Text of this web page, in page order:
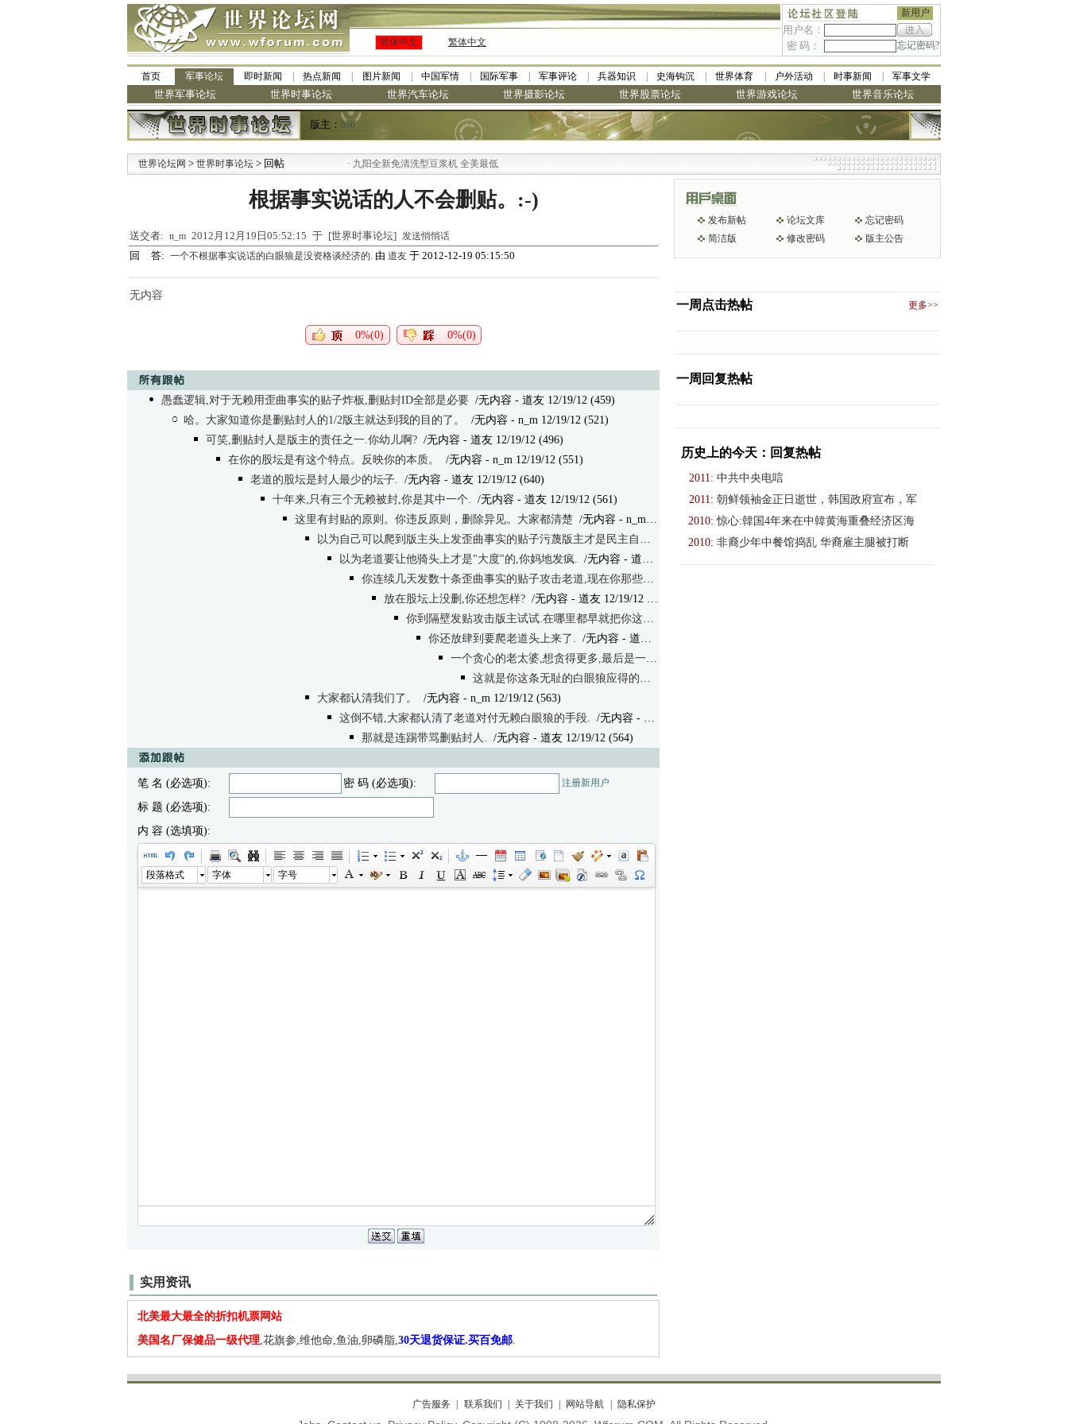
新用户
用户名：
密 码：
忘记密码?
简体中文 繁体中文
首页 军事论坛 即时新闻 热点新闻 图片新闻 中国军情 国际军事 军事评论 兵器知识 史海钩沉 世界体育 户外活动 时事新闻 军事文学
世界军事论坛 世界时事论坛 世界汽车论坛 世界摄影论坛 世界股票论坛 世界游戏论坛 世界音乐论坛
版主： bob
世界论坛网 > 世界时事论坛 > 回帖 九阳全新免清洗型豆浆机 全美最低
根据事实说话的人不会删贴。:-)
送交者: n_m 2012月12月19日05:52:15 于 [世界时事论坛] 发送悄悄话
回 答: 一个不根据事实说话的白眼狼是没资格谈经济的. 由 道友 于 2012-12-19 05:15:50
无内容
0%(0) 0%(0)
愚蠢逻辑,对于无赖用歪曲事实的贴子炸板,删贴封ID全部是必要 /无内容 - 道友 12/19/12 (459)
哈。大家知道你是删贴封人的1/2版主就达到我的目的了。
/无内容 - n_m 12/19/12 (521)
可笑,删贴封人是版主的责任之一.你幼儿啊? /无内容 - 道友 12/19/12 (496)
在你的股坛是有这个特点。反映你的本质。
/无内容 - n_m 12/19/12 (551)
老道的股坛是封人最少的坛子. /无内容 - 道友 12/19/12 (640)
十年来,只有三个无赖被封,你是其中一个. /无内容 - 道友 12/19/12 (561)
这里有封贴的原则。你违反原则，删除异见。大家都清楚 /无内容 - n_m 12/19/12 (541)
以为自己可以爬到版主头上发歪曲事实的贴子污蔑版主才是民主自由
/无内容- 道友 12/19/12 (532)
以为老道要让他骑头上才是"大度"的,你妈地发疯. /无内容 - 道友 12/19/12 (528)
你连续几天发数十条歪曲事实的贴子攻击老道,现在你那些垃圾都还
放在股坛上没删,你还想怎样? /无内容 - 道友 12/19/12 (537)
你到隔壁发贴攻击版主试试.在哪里都早就把你这不识好歹的白眼狼
你还放肆到要爬老道头上来了. /无内容 - 道友 12/19/12 (542)
一个贪心的老太婆,想贪得更多,最后是一无所有.
这就是你这条无耻的白眼狼应得的下场.
大家都认清我们了。
/无内容 - n_m 12/19/12 (563)
这倒不错,大家都认清了老道对付无赖白眼狼的手段. /无内容 - 道友 12/19/12 (511)
那就是连踢带骂删贴封人. /无内容 - 道友 12/19/12 (564)
笔 名 (必选项): 密 码 (必选项): 注册新用户
标 题 (必选项):
内 容 (选填项):
段落格式 字体 字号
实用资讯
北美最大最全的折扣机票网站
美国名厂保健品一级代理,花旗参,维他命,鱼油,卵磷脂,30天退货保证.买百免邮.
发布新帖 论坛文库
忘记密码
简洁版
修改密码 版主公告
一周点击热帖 更多>>
一周回复热帖
历史上的今天：回复热帖
2011: 中共中央电唁
2011: 朝鲜领袖金正日逝世，韩国政府宣布，军
2010: 惊心:韓国4年来在中韓黄海重叠经济区海
2010: 非裔少年中餐馆捣乱 华裔雇主腿被打断
广告服务 联系我们 关于我们 网站导航 隐私保护